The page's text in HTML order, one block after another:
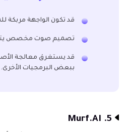
قد تكون الواجهة مربكة
تصميم صوت مخصص
قد يستغرق معالجة
ببعض البرمجيات الأخرى.
5. Murf.AI